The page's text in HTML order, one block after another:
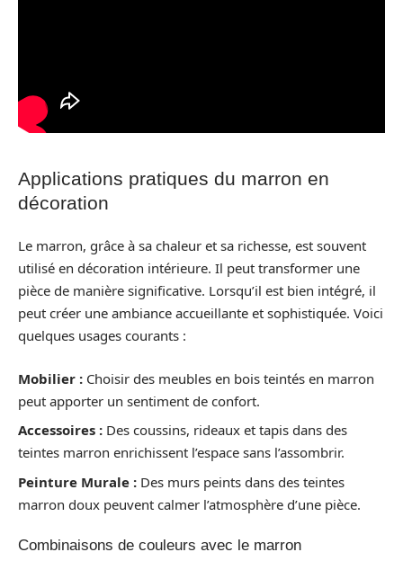
Applications pratiques du marron en
décoration
Le marron, grâce à sa chaleur et sa richesse, est souvent
utilisé en décoration intérieure. Il peut transformer une
pièce de manière significative. Lorsqu’il est bien intégré, il
peut créer une ambiance accueillante et sophistiquée. Voici
quelques usages courants :
Mobilier : Choisir des meubles en bois teintés en marron
peut apporter un sentiment de confort.
Accessoires : Des coussins, rideaux et tapis dans des
teintes marron enrichissent l’espace sans l’assombrir.
Peinture Murale : Des murs peints dans des teintes
marron doux peuvent calmer l’atmosphère d’une pièce.
Combinaisons de couleurs avec le marron